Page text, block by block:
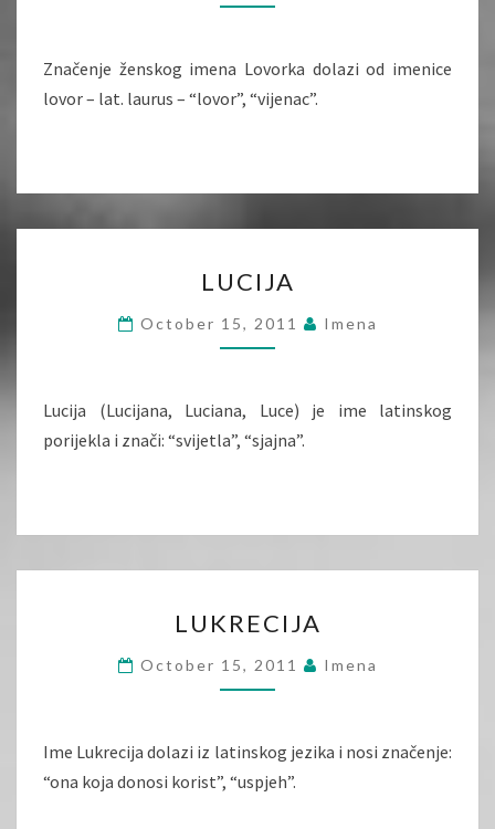
Značenje ženskog imena Lovorka dolazi od imenice
lovor – lat. laurus – “lovor”, “vijenac”.
LUCIJA
October 15, 2011 Imena
Lucija (Lucijana, Luciana, Luce) je ime latinskog
porijekla i znači: “svijetla”, “sjajna”.
LUKRECIJA
October 15, 2011 Imena
Ime Lukrecija dolazi iz latinskog jezika i nosi značenje:
“ona koja donosi korist”, “uspjeh”.